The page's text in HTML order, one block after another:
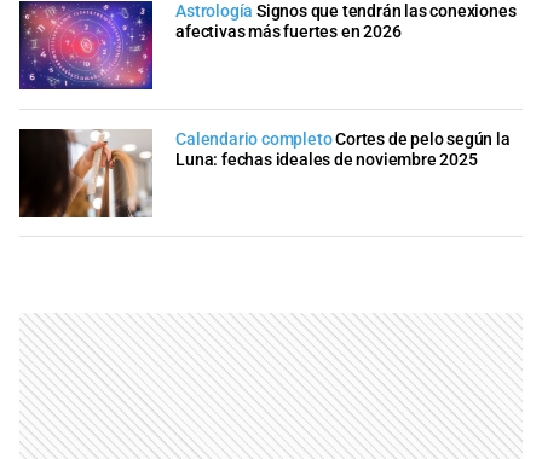
Astrología Signos que tendrán las conexiones
afectivas más fuertes en 2026
Calendario completoCortes de pelo según la
Luna: fechas ideales de noviembre 2025